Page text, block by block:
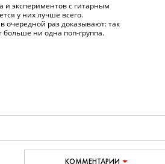
и экспериментов с гитарным
у них лучше всего.
очередной раз доказывают: так
ни одна поп-группа.
КОММЕНТАРИИ